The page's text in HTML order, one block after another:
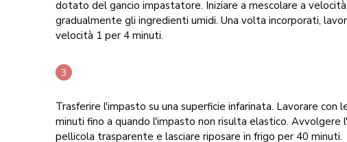
dotato del gancio impastatore. Iniziare a mescolare a
gradualmente gli ingredienti umidi. Una volta incorporati,
velocità 1 per 4 minuti.
Trasferire l'impasto su una superficie infarinata. Lavorare con
minuti fino a quando l'impasto non risulta elastico. Avvolgere
pellicola trasparente e lasciare riposare in frigo per 40 minuti.